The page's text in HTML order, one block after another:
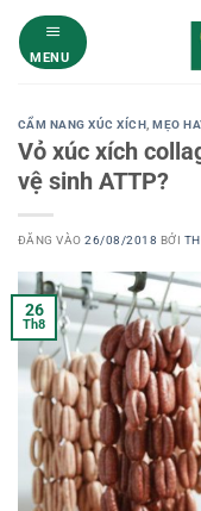
qua
MENU
CẨM NANG XÚC XÍCH ,MẸO
Vỏ xúc xích
vệ sinh ATTP?
ĐĂNG VÀO26/08/2018 BỞI
26
Th8